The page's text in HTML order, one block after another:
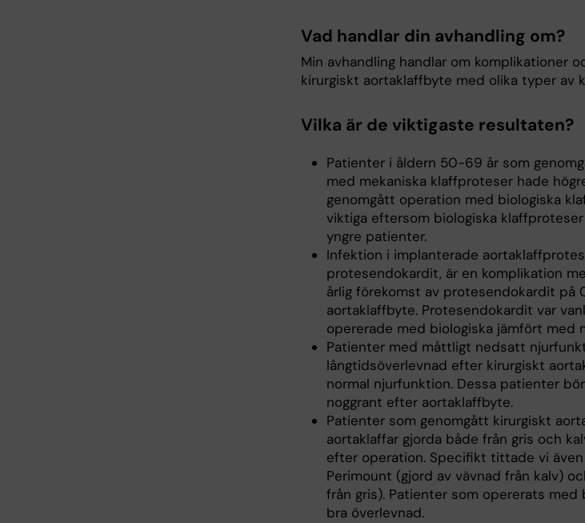
Vad handlar din avhandling om?
Min avhandling handlar om komplikationer
kirurgiskt aortaklaffbyte med olika typer av
Vilka är de viktigaste resultaten?
Patienter i åldern 50-69 år som
med mekaniska klaffproteser hade
genomgått operation med biologiska
viktiga eftersom biologiska
yngre patienter.
Infektion i implanterade
protesendokardit, är en komplikation
årlig förekomst av protesendokardit på
aortaklaffbyte. Protesendokardit var
opererade med biologiska jämfört med
Patienter med måttligt nedsatt
långtidsöverlevnad efter kirurgiskt
normal njurfunktion. Dessa patienter
noggrant efter aortaklaffbyte.
Patienter som genomgått kirurgiskt
aortaklaffar gjorda både från gris och
efter operation. Specifikt tittade vi
Perimount (gjord av vävnad från kalv)
från gris). Patienter som opererats
bra överlevnad.